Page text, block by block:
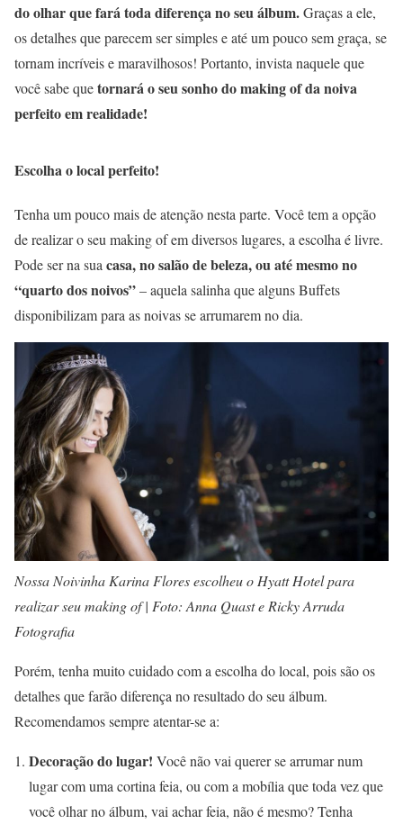
do olhar que fará toda diferença no seu álbum.Graças a ele,
os detalhes que parecem ser simples e até um pouco sem graça, se
tornam incríveis e maravilhosos! Portanto, invista naquele que
você sabe quetornará o seu sonho do making of da noiva
perfeito em realidade!
Escolha o local perfeito!
Tenha um pouco mais de atenção nesta parte. Você tem a opção
de realizar o seu making of em diversos lugares, a escolha é livre.
Pode ser na sua casa, no salão de beleza, ou até mesmo no
“quarto dos noivos”– aquela salinha que alguns Buffets
disponibilizam para as noivas se arrumarem no dia.
Nossa Noivinha Karina Flores escolheu o Hyatt Hotel para
realizar seu making of | Foto: Anna Quast e Ricky Arruda
Fotografia
Porém, tenha muito cuidado com a escolha do local, pois são os
detalhes que farão diferença no resultado do seu álbum.
Recomendamos sempre atentar-se a:
Decoração do lugar! Você não vai querer se arrumar num
lugar com uma cortina feia, ou com a mobília que toda vez que
você olhar no álbum, vai achar feia, não é mesmo? Tenha